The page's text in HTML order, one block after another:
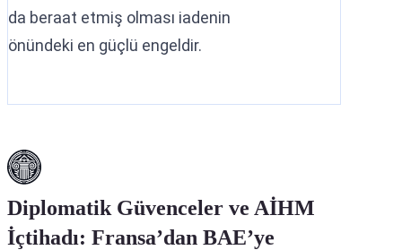
da beraat etmiş olması iadenin
önündeki en güçlü engeldir.
Diplomatik Güvenceler ve AİHM
İçtihadı: Fransa’dan BAE’ye